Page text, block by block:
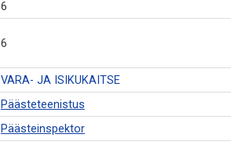
6
6
VARA- JA ISIKUKAITSE
Päästeteenistus
Päästeinspektor